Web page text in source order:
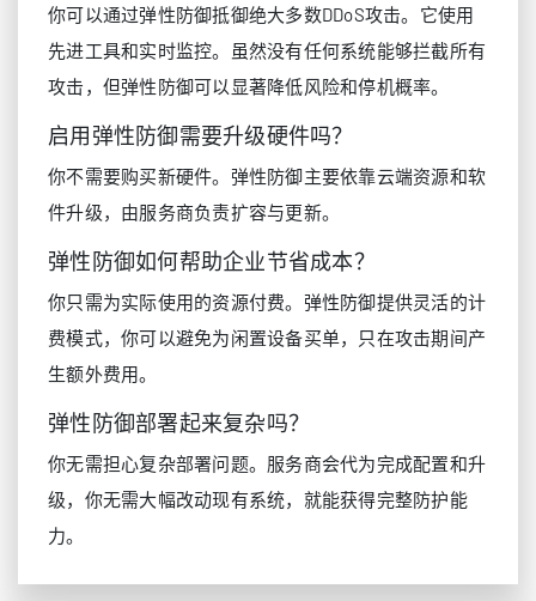
你可以通过弹性防御抵御绝大多数DDoS攻击。它使用
先进工具和实时监控。虽然没有任何系统能够拦截所有
攻击，但弹性防御可以显著降低风险和停机概率。
启用弹性防御需要升级硬件吗？
你不需要购买新硬件。弹性防御主要依靠云端资源和软
件升级，由服务商负责扩容与更新。
弹性防御如何帮助企业节省成本？
你只需为实际使用的资源付费。弹性防御提供灵活的计
费模式，你可以避免为闲置设备买单，只在攻击期间产
生额外费用。
弹性防御部署起来复杂吗？
你无需担心复杂部署问题。服务商会代为完成配置和升
级，你无需大幅改动现有系统，就能获得完整防护能
力。